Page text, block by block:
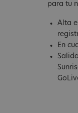
para tu
Alta
En